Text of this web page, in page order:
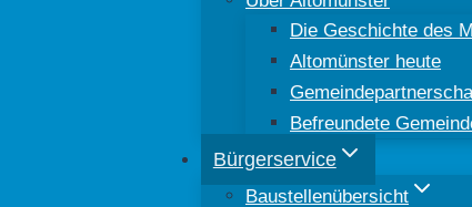
Die Geschichte des
Altomünster heute
Befreundete
Bürgerservice
Baustellenübersicht